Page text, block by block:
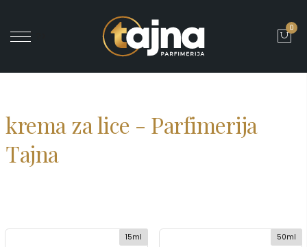
0
krema za lice - Parfimerija
Tajna
15ml 50ml